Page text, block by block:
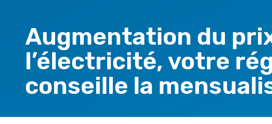
Augmentation du
l’électricité, votre
conseille la